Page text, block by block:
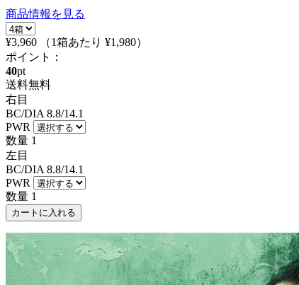
商品情報を見る
¥3,960 （1箱あたり ¥1,980）
ポイント：
40pt
送料無料
右目
BC/DIA 8.8/14.1
PWR
数量 1
左目
BC/DIA 8.8/14.1
PWR
数量 1
カートに入れる